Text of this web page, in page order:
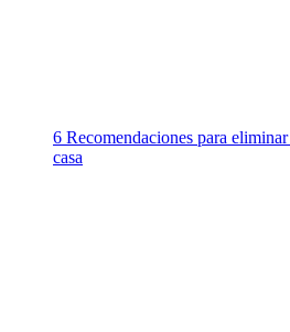
6 Recomendaciones para
casa